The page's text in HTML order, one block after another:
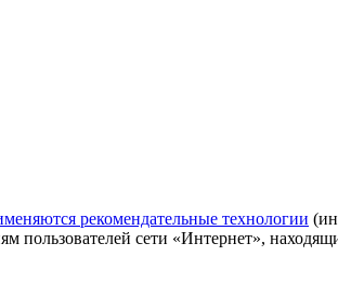
рекомендательные технологии
пользователей сети «Интернет»,